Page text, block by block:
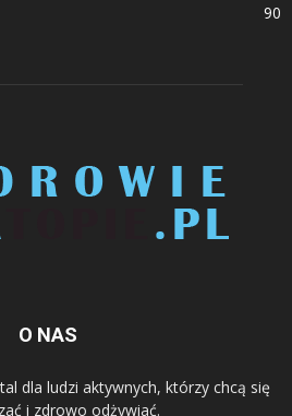
90
O NAS
dla ludzi aktywnych, którzy chcą się
i zdrowo odżywiać.